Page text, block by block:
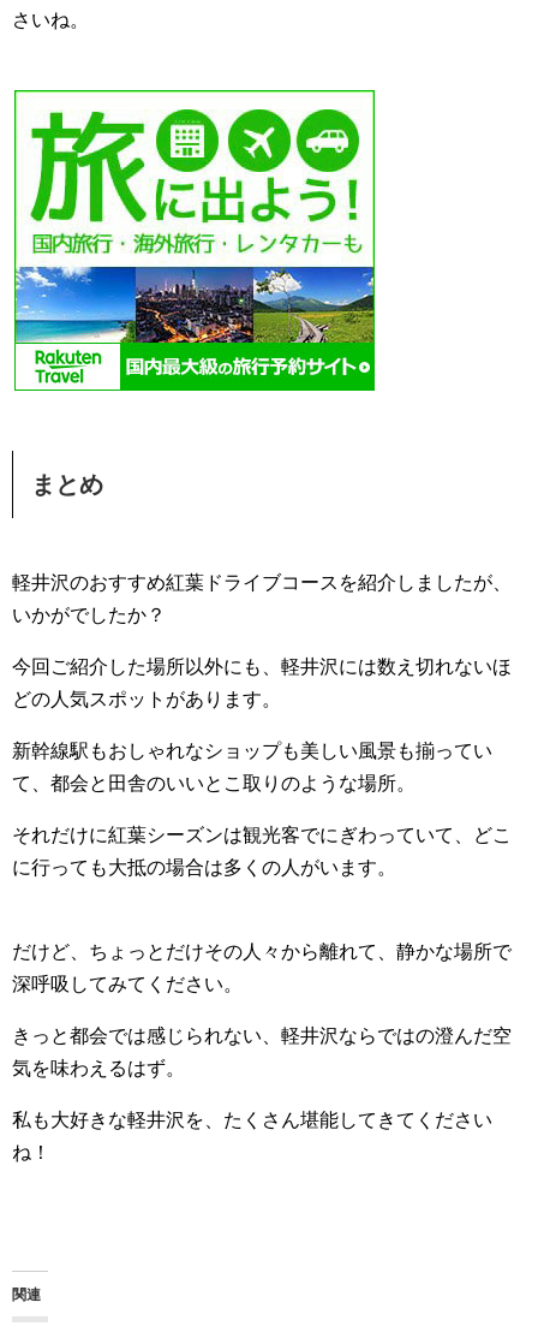
さいね。
まとめ
軽井沢のおすすめ紅葉ドライブコースを紹介しましたが、
いかがでしたか？
今回ご紹介した場所以外にも、軽井沢には数え切れないほ
どの人気スポットがあります。
新幹線駅もおしゃれなショップも美しい風景も揃ってい
て、都会と田舎のいいとこ取りのような場所。
それだけに紅葉シーズンは観光客でにぎわっていて、どこ
に行っても大抵の場合は多くの人がいます。
だけど、ちょっとだけその人々から離れて、静かな場所で
深呼吸してみてください。
きっと都会では感じられない、軽井沢ならではの澄んだ空
気を味わえるはず。
私も大好きな軽井沢を、たくさん堪能してきてください
ね！
関連